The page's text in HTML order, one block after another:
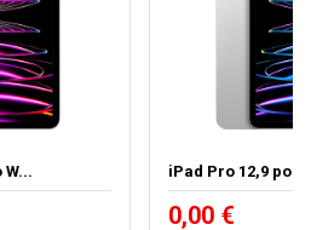
iPad Pro 12,9
0,00 €